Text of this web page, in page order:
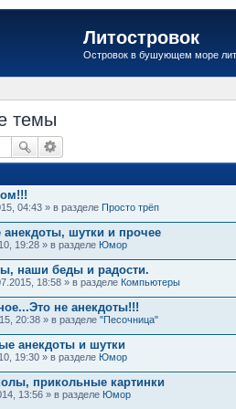
Литостровок
Островок в бушующем море
темы
04:43 » в разделе Просто трёп
шутки и прочее
19:28 » в разделе Юмор
наши беды и радости.
18:58 » в разделе Компьютеры
не анекдоты!!!
20:38 » в разделе "Песочница"
анекдоты и шутки
19:30 » в разделе Юмор
прикольные картинки
13:56 » в разделе Юмор